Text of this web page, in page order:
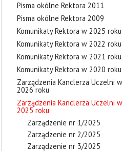
Pisma okólne Rektora 2011
Pisma okólne Rektora 2009
Komunikaty Rektora w 2025 roku
Komunikaty Rektora w 2022 roku
Komunikaty Rektora w 2021 roku
Komunikaty Rektora w 2020 roku
Zarządzenia Kanclerza Uczelni w
2026 roku
Zarządzenia Kanclerza Uczelni w
2025 roku
Zarządzenie nr 1/2025
Zarządzenie nr 2/2025
Zarządzenie nr 3/2025